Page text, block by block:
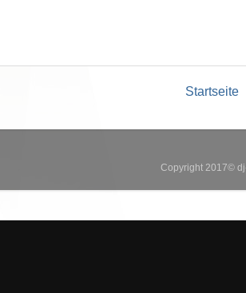
Startseite
Copyright 2017©